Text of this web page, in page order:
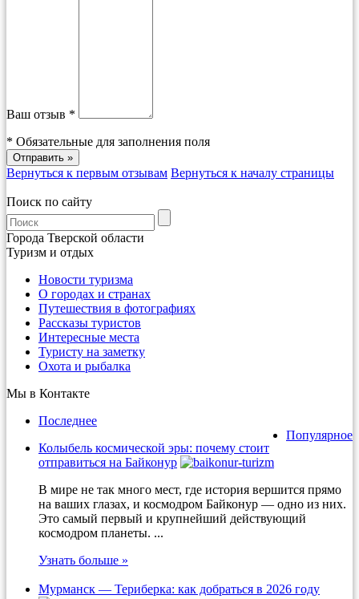
Ваш отзыв *
* Обязательные для заполнения поля
Вернуться к первым отзывам Вернуться к началу страницы
Поиск по сайту
Города Тверской области
Туризм и отдых
Новости туризма
О городах и странах
Путешествия в фотографиях
Рассказы туристов
Интересные места
Туристу на заметку
Охота и рыбалка
Мы в Контакте
Последнее
Популярное
Колыбель космической эры: почему стоит
отправиться на Байконур
В мире не так много мест, где история вершится прямо
на ваших глазах, и космодром Байконур — одно из них.
Это самый первый и крупнейший действующий
космодром планеты. ...
Узнать больше »
Мурманск — Териберка: как добраться в 2026 году